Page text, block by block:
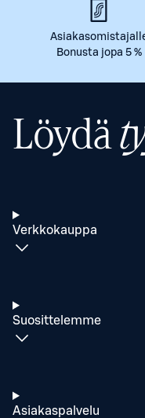
Bonusta jopa 5 %
Löydä
Verkkokauppa
Suosittelemme
Asiakaspalvelu